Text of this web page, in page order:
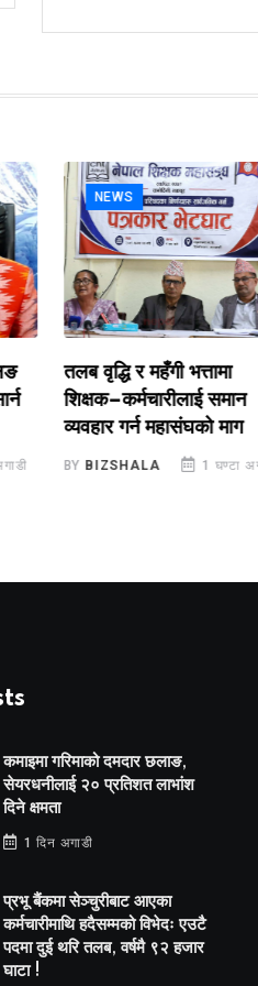
NEWS
तलब वृद्धि र महँगी भत्तामा
शिक्षक–कर्मचारीलाई समान
व्यवहार गर्न महासंघको माग
BIZSHALA 1 घण्टा अगाडी
कमाइमा गरिमाको दमदार छलाङ,
सेयरधनीलाई २० प्रतिशत लाभांश
दिने क्षमता
1 दिन अगाडी
प्रभू बैंकमा सेञ्चुरीबाट आएका
कर्मचारीमाथि हदैसम्मको विभेदः एउटै
पदमा दुई थरि तलब, वर्षमै ९२ हजार
घाटा !